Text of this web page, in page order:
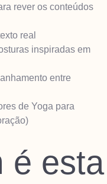
rever os conteúdos
real
inspiradas em
entre
de Yoga para
é esta